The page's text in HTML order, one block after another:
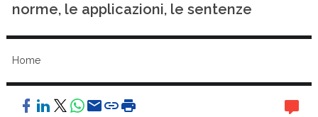
norme, le applicazioni, le sentenze
Home